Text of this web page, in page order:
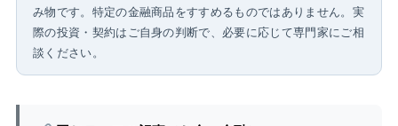
み物です。特定の金融商品をすすめるものではありません。実
際の投資・契約はご自身の判断で、必要に応じて専門家にご相
談ください。